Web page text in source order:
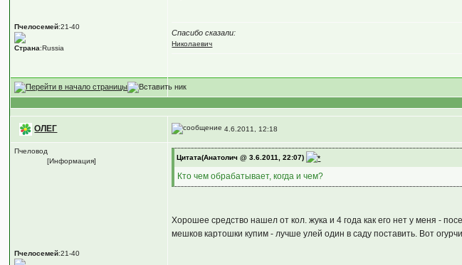
Пчелосемей:21-40
Страна:Russia
Спасибо сказали:
Николаевич
ОЛЕГ 4.6.2011, 12:18
Пчеловод
[Информация]
Пчелосемей:21-40
Цитата(Анатолич @ 3.6.2011, 22:07)
Кто чем обрабатывает, когда и чем?
Хорошее средство нашел от кол. жука и 4 года как его нет у меня -
мешков картошки купим - лучше улей один в саду поставить. Вот